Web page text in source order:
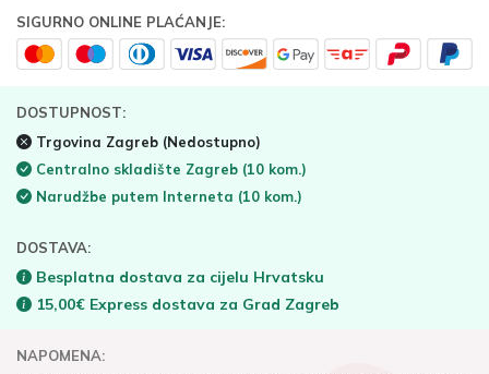
SIGURNO ONLINE PLAĆANJE:
DOSTUPNOST:
Trgovina Zagreb (Nedostupno)
Centralno skladište Zagreb (10 kom.)
Narudžbe putem Interneta (10 kom.)
DOSTAVA:
Besplatna dostava za cijelu Hrvatsku
15,00€ Express dostava za Grad Zagreb
NAPOMENA: